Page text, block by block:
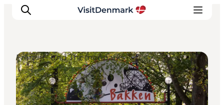
Inspiration
Regionen
Freizeit- und Themenparks